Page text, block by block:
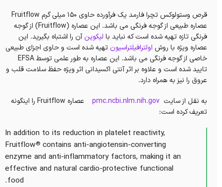
قرص وستولوکس تچرا فارمد یک فرآورده حاوی 150 میلی گرم Fruitflow
عصاره طبیعی از گوجه فرنگی می باشد. این عصاره (Fruitflow) از گوجه
فرنگی تازه تهیه شده است که نباید با لیکوپن آن را اشتباه بگیرید. این
عصاره ویژه با روش اولترافیلتراسیون تهیه شده است و حاوی اجزای طبیعی
خاصی از گوجه فرنگی می باشد. این عصاره به طور علمی توسط EFSA
تایید شده است و علاوه بر اثر آنتی اکسیدانی اثر ویژه حفظ سلامت قلب و
عروق را نیز به همراه دارد.
به نقل از سایت pmc.ncbi.nlm.nih.gov
عصاره Fruitflow را اینگونه
تعریف کرده است:
In addition to its reduction in platelet reactivity,
Fruitflow® contains anti-angiotensin-converting
enzyme and anti-inflammatory factors, making it an
effective and natural cardio-protective functional
food.